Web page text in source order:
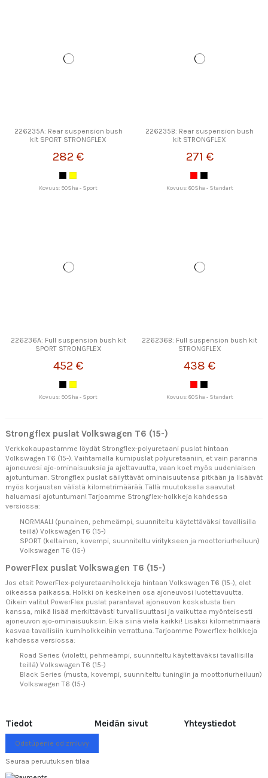
226235A: Rear suspension bush
kit SPORT STRONGFLEX
282 €
Kovuus: 90Sha - Sport
226235B: Rear suspension bush
kit STRONGFLEX
271 €
Kovuus: 80Sha - Standart
226236A: Full suspension bush kit
SPORT STRONGFLEX
452 €
Kovuus: 90Sha - Sport
226236B: Full suspension bush kit
STRONGFLEX
438 €
Kovuus: 80Sha - Standart
Strongflex puslat Volkswagen T6 (15-)
Verkkokaupastamme löydät Strongflex-polyuretaani puslat hintaan
Volkswagen T6 (15-). Vaihtamalla kumipuslat polyuretaaniin, et vain paranna
ajoneuvosi ajo-ominaisuuksia ja ajettavuutta, vaan koet myös uudenlaisen
ajotuntuman. Strongflex puslat säilyttävät ominaisuutensa pitkään ja lisäävät
myös korjausten välistä kilometrimäärää. Tällä muutoksella saavutat
haluamasi ajotuntuman! Tarjoamme Strongflex-holkkeja kahdessa
versiossa:
NORMAALI (punainen, pehmeämpi, suunniteltu käytettäväksi tavallisilla
teillä) Volkswagen T6 (15-)
SPORT (keltainen, kovempi, suunniteltu viritykseen ja moottoriurheiluun)
Volkswagen T6 (15-)
PowerFlex puslat Volkswagen T6 (15-)
Jos etsit PowerFlex-polyuretaaniholkkeja hintaan Volkswagen T6 (15-), olet
oikeassa paikassa. Holkki on keskeinen osa ajoneuvosi luotettavuutta.
Oikein valitut PowerFlex puslat parantavat ajoneuvon kosketusta tien
kanssa, mikä lisää merkittävästi turvallisuuttasi ja vaikuttaa myönteisesti
ajoneuvon ajo-ominaisuuksiin. Eikä siinä vielä kaikki! Lisäksi kilometrimäärä
kasvaa tavallisiin kumiholkkeihin verrattuna. Tarjoamme Powerflex-holkkeja
kahdessa versiossa:
Road Series (violetti, pehmeämpi, suunniteltu käytettäväksi tavallisilla
teillä) Volkswagen T6 (15-)
Black Series (musta, kovempi, suunniteltu tuningiin ja moottoriurheiluun)
Volkswagen T6 (15-)
Tiedot Meidän sivut Yhteystiedot
Odstúpenie od zmluvy
Seuraa peruutuksen tilaa